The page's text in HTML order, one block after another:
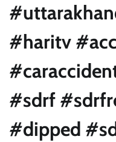
#haritv
#sdrf
#dipped